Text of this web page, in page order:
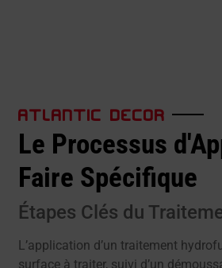
ATLANTIC DECOR
Le Processus
Faire Spécifique
Étapes Clés du
L’application d’un traitement
surface à traiter, suivi d’un